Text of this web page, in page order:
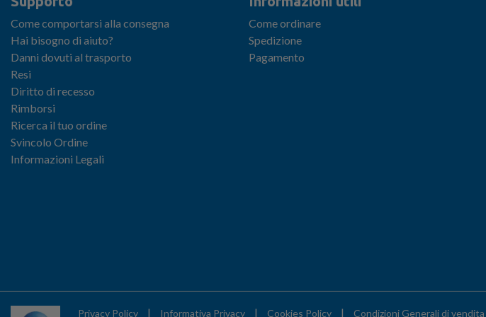
Come comportarsi alla consegna
Hai bisogno di aiuto?
Danni dovuti al trasporto
Resi
Diritto di recesso
Rimborsi
Ricerca il tuo ordine
Svincolo Ordine
Informazioni Legali
Come ordinare
Spedizione
Pagamento
Privacy Policy | Informativa Privacy | Cookies Policy | Condizioni Generali di vendita